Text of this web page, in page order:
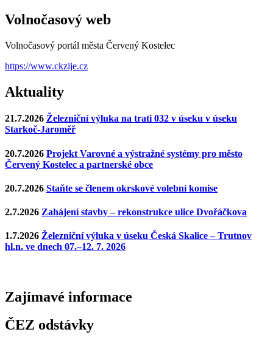
Volnočasový web
Volnočasový portál města Červený Kostelec
https://www.ckzije.cz
Aktuality
21.7.2026 Železniční výluka na trati 032 v úseku v úseku
Starkoč-Jaroměř
20.7.2026 Projekt Varovné a výstražné systémy pro město
Červený Kostelec a partnerské obce
20.7.2026 Staňte se členem okrskové volební komise
2.7.2026 Zahájení stavby – rekonstrukce ulice Dvořáčkova
1.7.2026 Železniční výluka v úseku Česká Skalice – Trutnov
hl.n. ve dnech 07.–12. 7. 2026
Zajímavé informace
ČEZ odstávky